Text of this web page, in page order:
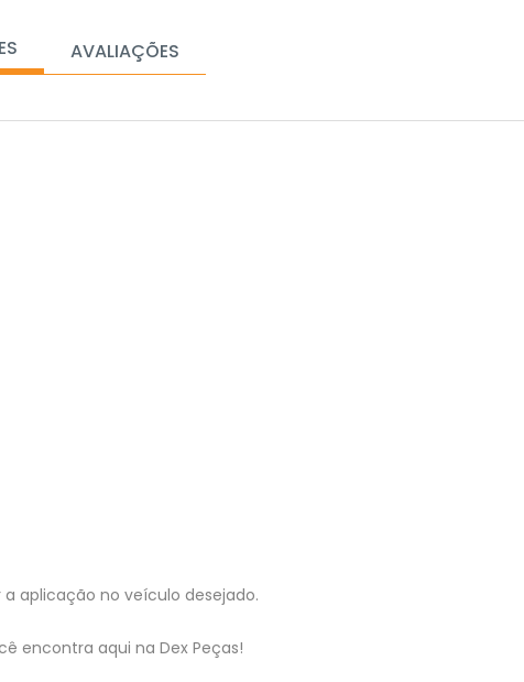
AVALIAÇÕES
aplicação no veículo desejado.
encontra aqui na Dex Peças!